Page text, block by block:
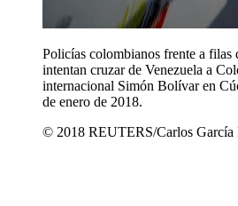
Policías colombianos frente a filas
intentan cruzar de Venezuela a
internacional Simón Bolívar en
de enero de 2018.
© 2018 REUTERS/Carlos García